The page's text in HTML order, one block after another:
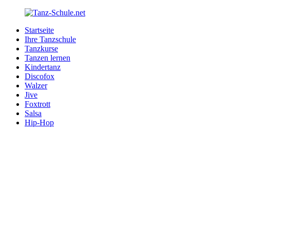
Zurück
Inhalt
Tanz-
Schule.net
Ihre
Tanzschule
Internet
Startseite
Ihre Tanzschule
Tanzkurse
Tanzen lernen
Kindertanz
Discofox
Walzer
Jive
Foxtrott
Salsa
Hip-Hop